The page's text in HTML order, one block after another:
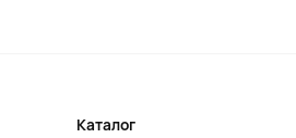
Каталог